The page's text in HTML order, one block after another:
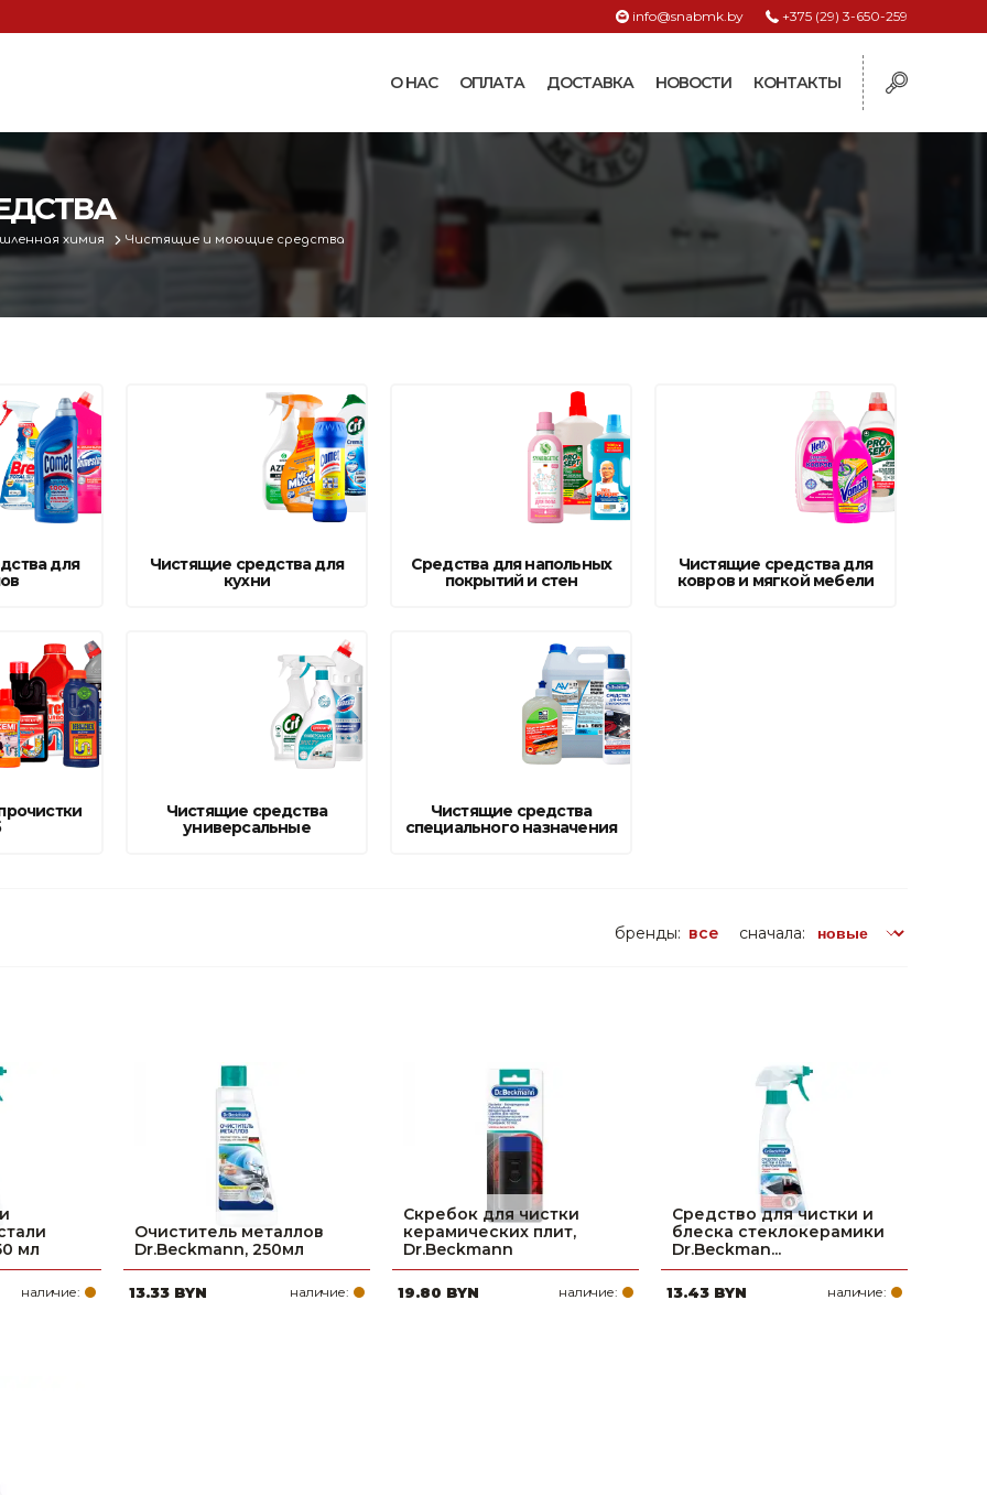
+375 (29) 3-650-259
info@snabmk.by
О НАС ОПЛАТА ДОСТАВКА НОВОСТИ КОНТАКТЫ
и
аппаратов
Машинки и ножницы для
Прессы винтовые и
Термошкафы
Поилки и кормушки
Бункерные кормушки и
Ниппельные поилки для
Ниппельные поилки для птиц
Ниппельные поилки для
Чашечные кормушки
химия Чистящие и моющие средства
для
Чистящие средства для
кухни
Средства для напольных
покрытий и стен
Чистящие средства для
ковров и мягкой мебели
Чистящие средства
универсальные
Чистящие средства
специального назначения
сначала:
бренды: все
мл
наличие:
Очиститель металлов
Dr.Beckmann, 250мл
13.33 BYN наличие:
Скребок для чистки
керамических плит,
Dr.Beckmann
19.80 BYN наличие:
Средство для чистки и
блеска стеклокерамики
Dr.Beckman...
13.43 BYN наличие: